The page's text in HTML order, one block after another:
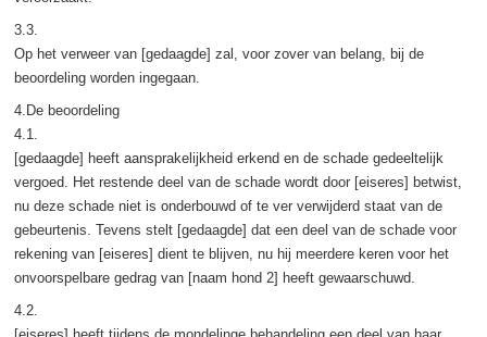
3.3.
Op het verweer van [gedaagde] zal, voor zover van belang, bij de
beoordeling worden ingegaan.
4.De beoordeling
4.1.
[gedaagde] heeft aansprakelijkheid erkend en de schade gedeeltelijk
vergoed. Het restende deel van de schade wordt door [eiseres] betwist,
nu deze schade niet is onderbouwd of te ver verwijderd staat van de
gebeurtenis. Tevens stelt [gedaagde] dat een deel van de schade voor
rekening van [eiseres] dient te blijven, nu hij meerdere keren voor het
onvoorspelbare gedrag van [naam hond 2] heeft gewaarschuwd.
4.2.